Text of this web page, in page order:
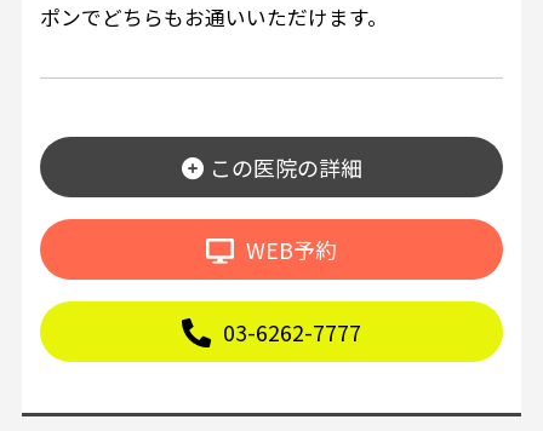
ポンでどちらもお通いいただけます。
この医院の詳細
WEB予約
03-6262-7777